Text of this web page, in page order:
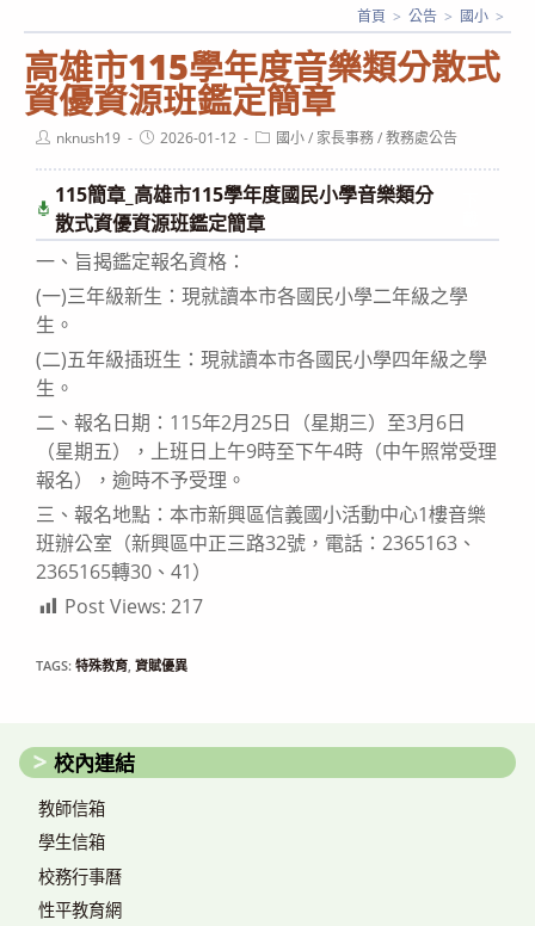
高雄市115學年度音樂類分散式
資優資源班鑑定簡章
首頁 > 公告 > 國小 >
Postnknush19
Post2026-01-12
Post國小/ 家長事務/教務處公告
115簡章_高雄市115學年度國民小學音樂類分
散式資優資源班鑑定簡章
一、旨揭鑑定報名資格：
(一)三年級新生：現就讀本市各國民小學二年級之學
生。
(二)五年級插班生：現就讀本市各國民小學四年級之學
生。
二、報名日期：115年2月25日（星期三）至3月6日
（星期五），上班日上午9時至下午4時（中午照常受理
報名），逾時不予受理。
三、報名地點：本市新興區信義國小活動中心1樓音樂
班辦公室（新興區中正三路32號，電話：2365163、
2365165轉30、41）
Post Views: 217
TAGS: 特殊教育 資賦優異
校內連結
教師信箱
學生信箱
校務行事曆
性平教育網